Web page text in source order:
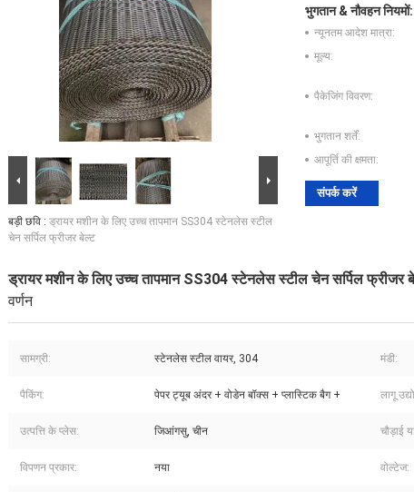
बड़ी छवि : ड्रायर मशीन के लिए उच्च तापमान SS304 स्टेनलेस स्टील
चेन सर्पिल फ्रीजर बेल्ट
भुगतान & नौवहन नियमों:
न्यूनतम आदेश मात्रा:
मूल्य:
पैकेजिंग विवरण:
भुगतान शर्तें:
आपूर्ति की क्षमता:
संपर्क करें
ड्रायर मशीन के लिए उच्च तापमान SS304 स्टेनलेस स्टील चेन सर्पिल फ्रीजर
वर्णन
सामग्री: स्टेनलेस स्टील वायर, 304 मंडी:
पैकिंग: पेपर ट्यूब अंदर + वोडेन बॉक्स + प्लास्टिक बैग + लागू
उत्पत्ति के प्लेस: जिआंगसु, चीन चौड़ाई
विपणन प्रकार: नया वोल्टेज: